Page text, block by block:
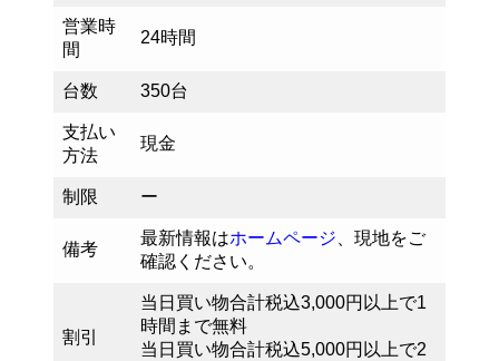
営業時
間
24時間
台数 350台
支払い
方法
現金
制限 ー
備考
最新情報はホームページ、現地をご
確認ください。
割引
当日買い物合計税込3,000円以上で1
時間まで無料
当日買い物合計税込5,000円以上で2